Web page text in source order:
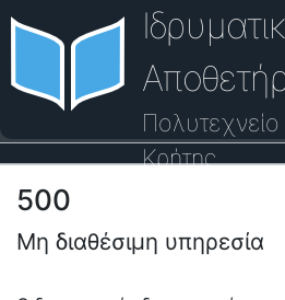
Πολυτεχνείο
Κρήτης
Οδηγός Βοήθειας
500
Μη διαθέσιμη υπηρεσία